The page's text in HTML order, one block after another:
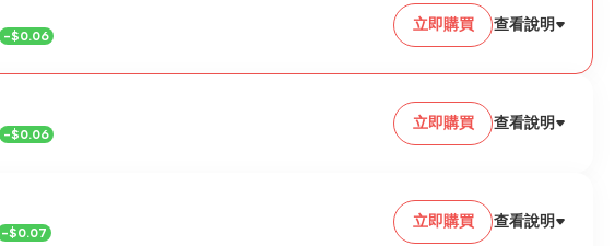
-$0.06
立即購買 查看說明
-$0.06
立即購買 查看說明
-$0.07
立即購買 查看說明